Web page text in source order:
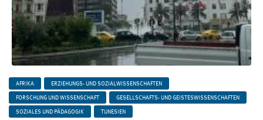
AFRIKA ERZIEHUNGS- UND SOZIALWISSENSCHAFTEN
FORSCHUNG UND WISSENSCHAFT GESELLSCHAFTS- UND GEISTESWISSENSCHAFTEN
SOZIALES UND PÄDAGOGIK TUNESIEN